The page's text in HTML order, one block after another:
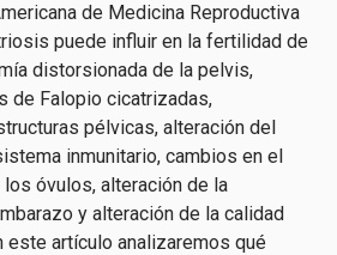
de Medicina Reproductiva
puede influir en la fertilidad de
distorsionada de la pelvis,
de Falopio cicatrizadas,
pélvicas, alteración del
inmunitario, cambios en el
óvulos, alteración de la
y alteración de la calidad
este artículo analizaremos qué